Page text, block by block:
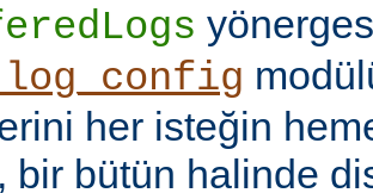
her isteğin
bir bütün halinde